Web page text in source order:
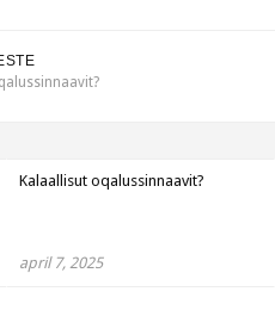
Kalaallisut oqalussinnaavit?
april 7, 2025